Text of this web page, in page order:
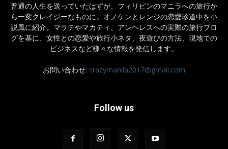
普通の人生を送っていたはずが、フィリピンのマニラへの旅行か
ら一変クレイジーなものに。オノケンとレンジの恋愛珍道中を小
説風に紹介。マラテやマカティ、アンヘレスへの実際の旅行ブロ
グを基に、女性との恋愛や旅行小ネタ、夜遊びの方法、現地での
ビジネスなど様々な情報を発信します。
お問い合わせ: crazymanila2017@gmail.com
Follow us